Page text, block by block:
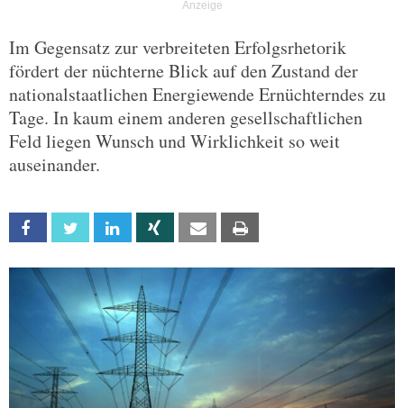
Im Gegensatz zur verbreiteten Erfolgsrhetorik
fördert der nüchterne Blick auf den Zustand der
nationalstaatlichen Energiewende Ernüchterndes zu
Tage. In kaum einem anderen gesellschaftlichen
Feld liegen Wunsch und Wirklichkeit so weit
auseinander.
Facebook Twitter Linkedin Xing Email